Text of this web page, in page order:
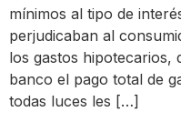
mínimos al tipo de
perjudicaban al
los gastos hipotecarios,
banco el pago total de
todas luces les […]